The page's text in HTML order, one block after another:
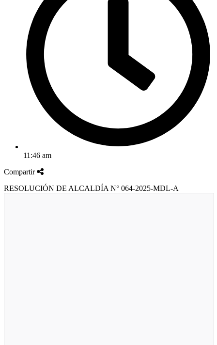
11:46 am
Compartir
RESOLUCIÓN DE ALCALDÍA N° 064-2025-MDL-A